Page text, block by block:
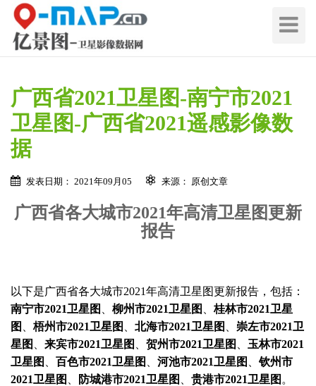
切
导
广西省2021卫星图-南宁市2021
卫星图-广西省2021遥感影像数
据
发表日期： 2021年09月05 来源： 原创文章
广西省各大城市2021年高清卫星图更新
报告
以下是广西省各大城市2021年高清卫星图更新报告，包括：
南宁市2021卫星图
柳州市2021卫星图
桂林市2021卫星
图
梧州市2021卫星图 北海市2021卫星图
崇左市2021卫
星图
来宾市2021卫星图 贺州市2021卫星图
玉林市2021
卫星图
百色市2021卫星图 河池市2021卫星图 、钦州市
2021卫星图
防城港市2021卫星图 贵港市2021卫星图 。
在线留言 / Quote Online
称
区
名
称
联
系
方
式
提交咨询表单Submit Close